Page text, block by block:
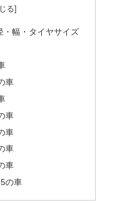
・幅・タイヤサイズ
車
車
車
車
車
の車